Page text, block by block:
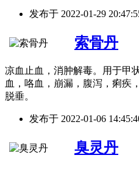
发布于 2022-01-29
索骨丹
凉血止血，消肿解毒。用于甲
血，咯血，崩漏，腹泻，痢疾
脱垂。
发布于 2022-01-06
臭灵丹